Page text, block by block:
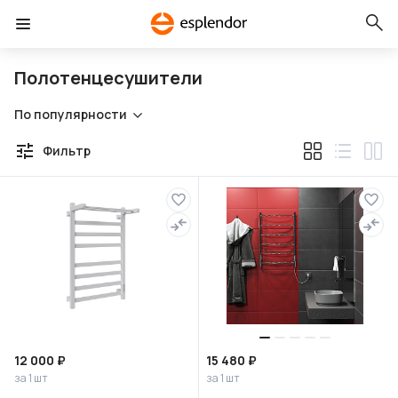
Полотенцесушители
По популярности
Фильтр
12 000 ₽
за 1 шт
15 480 ₽
за 1 шт